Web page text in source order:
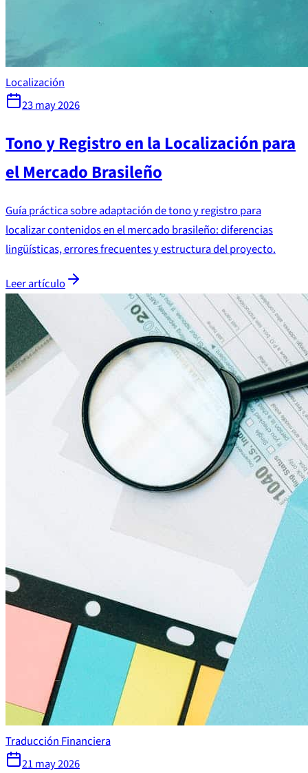
Localización
23 may 2026
Tono y Registro en la Localización para
el Mercado Brasileño
Guía práctica sobre adaptación de tono y registro para
localizar contenidos en el mercado brasileño: diferencias
lingüísticas, errores frecuentes y estructura del proyecto.
Leer artículo
Traducción Financiera
21 may 2026